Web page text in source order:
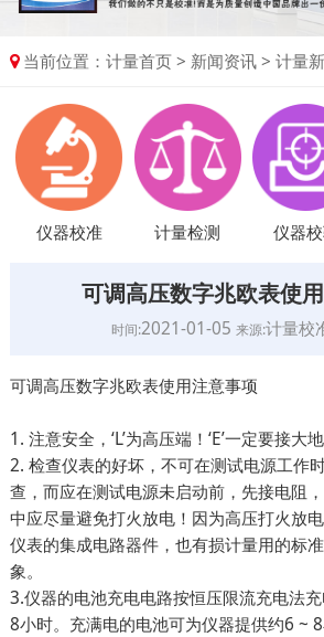
当前位置：计量首页 > 新闻资讯 >计量
仪器校准 计量检测 仪器
可调高压数字兆欧表使
时间:2021-01-05 来源:计量校
可调高压数字兆欧表使用注意事项
1. 注意安全，‘L’为高压端！‘E’一定要接大地
2. 检查仪表的好坏，不可在测试电源工作
查，而应在测试电源未启动前，先接电阻
中应尽量避免打火放电！因为高压打火放
仪表的集成电路器件，也有损计量用的标
象。
3.仪器的电池充电电路按恒压限流充电法
8小时。充满电的电池可为仪器提供约6 ~